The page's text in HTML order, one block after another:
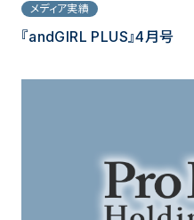
メディア実績
『andGIRL PLUS』4月号